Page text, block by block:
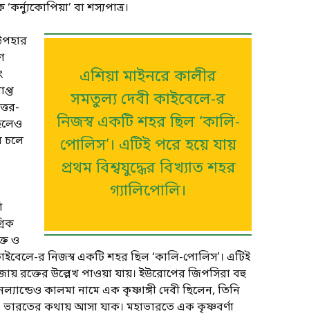
বা শস্যপাত্র।
এশিয়া মাইনরে কালীর
সমতুল্য দেবী কাইবেলে-র
নিজস্ব একটি শহর ছিল ‘কালি-
পোলিস’। এটিই পরে হয়ে যায়
প্রথম বিশ্বযুদ্ধের বিখ্যাত শহর
গ্যালিপোলি।
চলে
ও
র নিজস্ব একটি শহর ছিল ‘কালি-পোলিস’। এটিই
রক্তের উল্লেখ পাওয়া যায়। ইউরোপের জিপসিরা বহু
কালমা নামে এক কৃষ্ণাঙ্গী দেবী ছিলেন, তিনি
কথায় আসা যাক। মহাভারতে এক কৃষ্ণবর্ণা